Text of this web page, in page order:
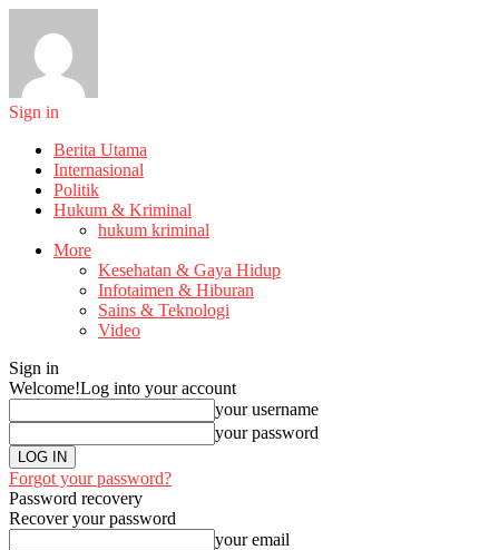
Sign in
Berita Utama
Internasional
Politik
Hukum & Kriminal
hukum kriminal
More
Kesehatan & Gaya Hidup
Infotaimen & Hiburan
Sains & Teknologi
Video
Sign in
Welcome!Log into your account
your username
your password
Forgot your password?
Password recovery
Recover your password
your email